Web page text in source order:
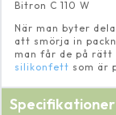
Bitron C 110 W
När man byter
att smörja in
man får de på rätt
silikonfett som är
Specifikationer